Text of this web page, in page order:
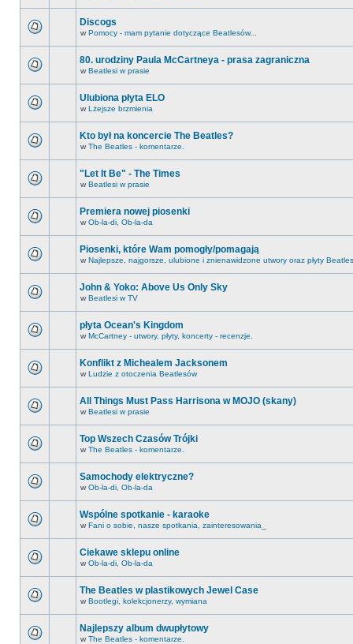
Discogs
w Pomocy - mam pytanie dotyczące Beatlesów...
80. urodziny Paula McCartneya - prasa zagraniczna
w Beatlesi w prasie
Ulubiona płyta ELO
w Lżejsze brzmienia
Kto był na koncercie The Beatles?
w The Beatles - komentarze.
"Let It Be" - The Times
w Beatlesi w prasie
Premiera nowej piosenki
w Ob-la-di, Ob-la-da
Piosenki, które Wam pomogły/pomagają
w Najlepsze, najgorsze, ulubione i znienawidzone utwory oraz płyty
John & Yoko: Above Us Only Sky
w Beatlesi w TV
płyta Ocean's Kingdom
w McCartney - utwory, płyty, koncerty - recenzje.
Konflikt z Michealem Jacksonem
w Ludzie z otoczenia Beatlesów
All Things Must Pass Harrisona w MOJO (skany)
w Beatlesi w prasie
Top Wszech Czasów Trójki
w The Beatles - komentarze.
Samochody elektryczne?
w Ob-la-di, Ob-la-da
Wspólne spotkanie - karaoke
w Fani o sobie, nasze spotkania, zainteresowania_
Ciekawe sklepu online
w Ob-la-di, Ob-la-da
The Beatles w plastikowych Jewel Case
w Bootlegi, kolekcjonerzy, wymiana
Najlepszy album dwupłytowy
w The Beatles - komentarze.